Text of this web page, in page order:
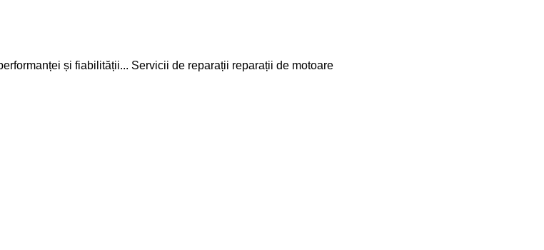
și fiabilității... Servicii de reparații reparații de motoare